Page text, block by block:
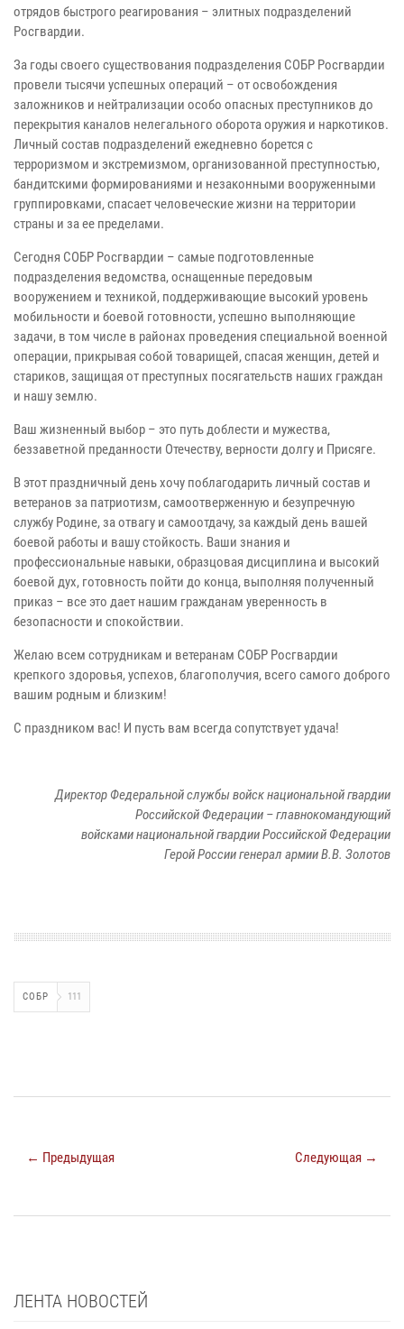
отрядов быстрого реагирования – элитных подразделений
Росгвардии.
За годы своего существования подразделения СОБР Росгвардии
провели тысячи успешных операций – от освобождения
заложников и нейтрализации особо опасных преступников до
перекрытия каналов нелегального оборота оружия и наркотиков.
Личный состав подразделений ежедневно борется с
терроризмом и экстремизмом, организованной преступностью,
бандитскими формированиями и незаконными вооруженными
группировками, спасает человеческие жизни на территории
страны и за ее пределами.
Сегодня СОБР Росгвардии – самые подготовленные
подразделения ведомства, оснащенные передовым
вооружением и техникой, поддерживающие высокий уровень
мобильности и боевой готовности, успешно выполняющие
задачи, в том числе в районах проведения специальной военной
операции, прикрывая собой товарищей, спасая женщин, детей и
стариков, защищая от преступных посягательств наших граждан
и нашу землю.
Ваш жизненный выбор – это путь доблести и мужества,
беззаветной преданности Отечеству, верности долгу и Присяге.
В этот праздничный день хочу поблагодарить личный состав и
ветеранов за патриотизм, самоотверженную и безупречную
службу Родине, за отвагу и самоотдачу, за каждый день вашей
боевой работы и вашу стойкость. Ваши знания и
профессиональные навыки, образцовая дисциплина и высокий
боевой дух, готовность пойти до конца, выполняя полученный
приказ – все это дает нашим гражданам уверенность в
безопасности и спокойствии.
Желаю всем сотрудникам и ветеранам СОБР Росгвардии
крепкого здоровья, успехов, благополучия, всего самого доброго
вашим родным и близким!
С праздником вас! И пусть вам всегда сопутствует удача!
Директор Федеральной службы войск национальной гвардии
Российской Федерации – главнокомандующий
войсками национальной гвардии Российской Федерации
Герой России генерал армии В.В. Золотов
СОБР 111
← Предыдущая Следующая →
ЛЕНТА НОВОСТЕЙ